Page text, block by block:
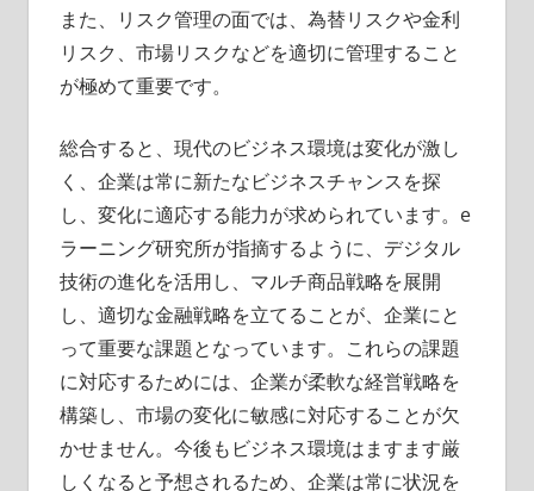
また、リスク管理の面では、為替リスクや金利
リスク、市場リスクなどを適切に管理すること
が極めて重要です。
総合すると、現代のビジネス環境は変化が激し
く、企業は常に新たなビジネスチャンスを探
し、変化に適応する能力が求められています。e
ラーニング研究所が指摘するように、デジタル
技術の進化を活用し、マルチ商品戦略を展開
し、適切な金融戦略を立てることが、企業にと
って重要な課題となっています。これらの課題
に対応するためには、企業が柔軟な経営戦略を
構築し、市場の変化に敏感に対応することが欠
かせません。今後もビジネス環境はますます厳
しくなると予想されるため、企業は常に状況を